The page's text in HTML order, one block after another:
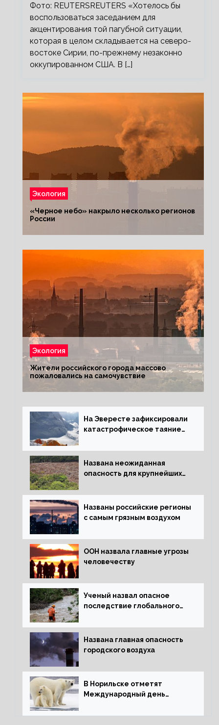
Фото: REUTERSREUTERS «Хотелось бы
воспользоваться заседанием для
акцентирования той пагубной ситуации,
которая в целом складывается на северо-
востоке Сирии, по-прежнему незаконно
оккупированном США. В […]
Экология
«Черное небо» накрыло несколько регионов
России
Экология
Жители российского города массово
пожаловались на самочувствие
На Эвересте зафиксировали
катастрофическое таяние
Названа неожиданная
опасность для крупнейших
Названы российские регионы
с самым грязным воздухом
ООН назвала главные угрозы
человечеству
Ученый назвал опасное
последствие глобального
Названа главная опасность
городского воздуха
В Норильске отметят
Международный день